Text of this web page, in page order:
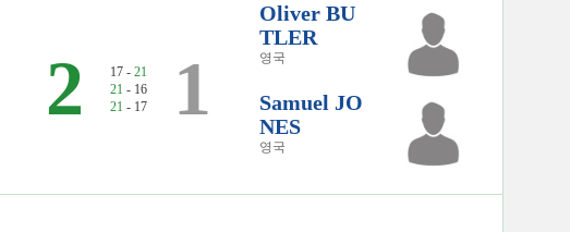
2 17 - 21
21 - 16
21 - 17 1
Oliver BU
TLER
영국
Samuel JO
NES
영국